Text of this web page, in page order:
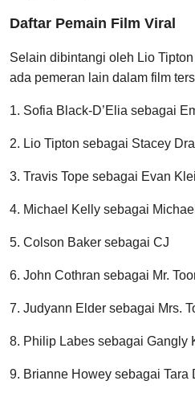
Daftar Pemain Film Viral
Selain dibintangi oleh Lio
ada pemeran lain dalam film
1. Sofia Black-D’Elia sebagai
2. Lio Tipton sebagai Stacey
3. Travis Tope sebagai Evan
4. Michael Kelly sebagai
5. Colson Baker sebagai CJ
6. John Cothran sebagai Mr.
7. Judyann Elder sebagai Mrs.
8. Philip Labes sebagai Gangly
9. Brianne Howey sebagai Tara